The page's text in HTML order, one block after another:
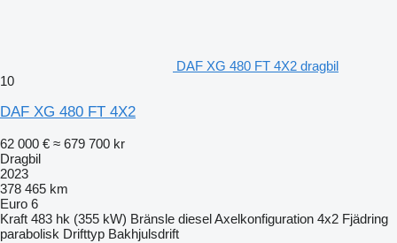
DAF XG 480 FT 4X2 dragbil
10
DAF XG 480 FT 4X2
62 000 € ≈ 679 700 kr
Dragbil
2023
378 465 km
Euro 6
Kraft 483 hk (355 kW) Bränsle dieselAxelkonfiguration 4x2 Fjädring
parabolisk Drifttyp Bakhjulsdrift